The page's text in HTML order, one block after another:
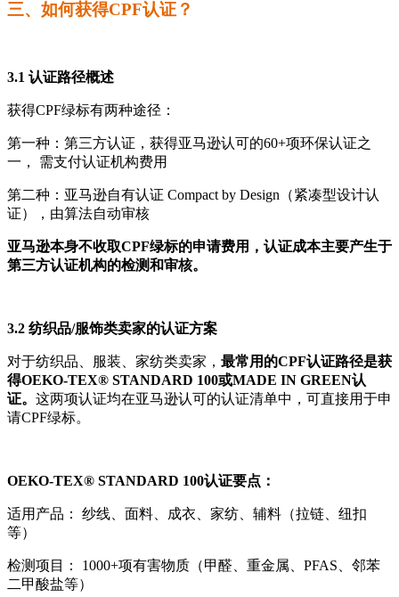
三、如何获得CPF认证？
3.1 认证路径概述
获得CPF绿标有两种途径：
第一种：第三方认证，获得亚马逊认可的60+项环保认证之
一， 需支付认证机构费用
第二种：亚马逊自有认证 Compact by Design（紧凑型设计认
证），由算法自动审核
亚马逊本身不收取CPF绿标的申请费用，认证成本主要产生于
第三方认证机构的检测和审核。
3.2 纺织品/服饰类卖家的认证方案
对于纺织品、服装、家纺类卖家， 最常用的CPF认证路径是获
得OEKO-TEX® STANDARD 100或MADE IN GREEN认
证。 这两项认证均在亚马逊认可的认证清单中，可直接用于申
请CPF绿标。
OEKO-TEX® STANDARD 100认证要点：
适用产品： 纱线、面料、成衣、家纺、辅料（拉链、纽扣
等）
检测项目： 1000+项有害物质（甲醛、重金属、PFAS、邻苯
二甲酸盐等）